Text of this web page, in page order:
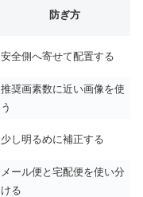
防ぎ方
安全側へ寄せて配置する
推奨画素数に近い画像を使
う
少し明るめに補正する
メール便と宅配便を使い分
ける